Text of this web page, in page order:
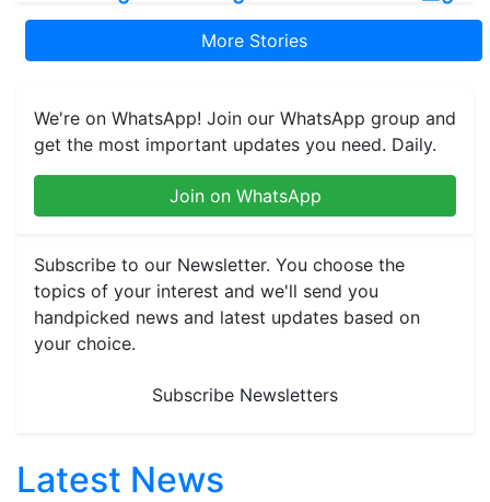
More Stories
We're on WhatsApp! Join our WhatsApp group and
get the most important updates you need. Daily.
Join on WhatsApp
Subscribe to our Newsletter. You choose the
topics of your interest and we'll send you
handpicked news and latest updates based on
your choice.
Subscribe Newsletters
Latest News